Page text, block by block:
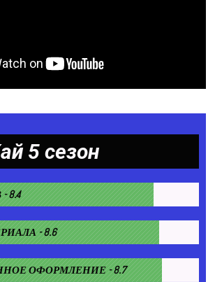
5 сезон
8.4
- 8.6
ОФОРМЛЕНИЕ - 8.7